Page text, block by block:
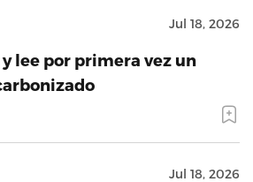
Jul 18, 2026
lee por primera vez un
Jul 18, 2026